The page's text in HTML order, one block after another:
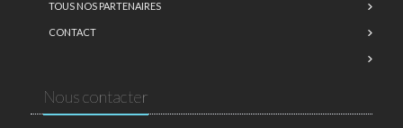
TOUS NOS PARTENAIRES
CONTACT
Nous contacter